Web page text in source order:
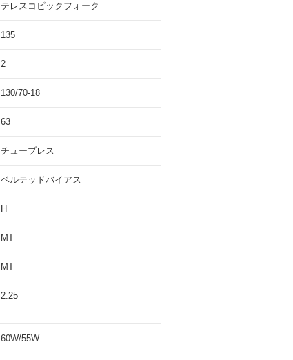
テレスコピックフォーク
135
2
130/70-18
63
チューブレス
ベルテッドバイアス
H
MT
MT
2.25
60W/55W